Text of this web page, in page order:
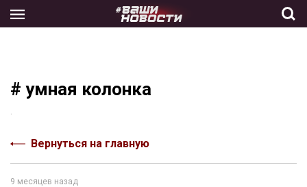
the
# умная колонка
Вернуться на главную
9 месяцев назад